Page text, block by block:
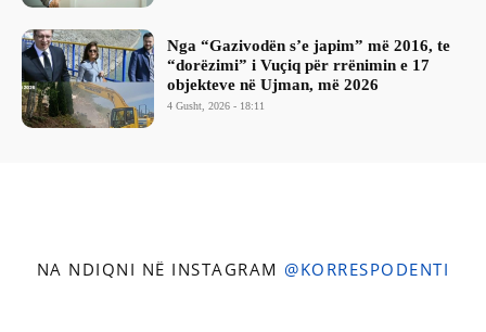
Nga “Gazivodën s’e japim” më 2016, te
“dorëzimi” i Vuçiq për rrënimin e 17
objekteve në Ujman, më 2026
4 Gusht, 2026 - 18:11
NA NDIQNI NË INSTAGRAM @KORRESPODENTI